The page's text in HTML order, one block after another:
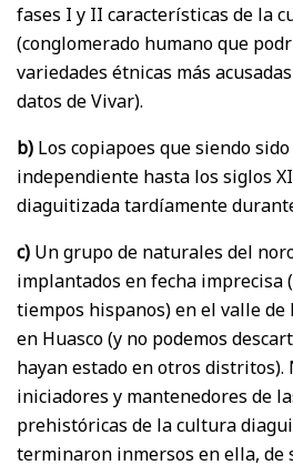
fases I y II características de la
(conglomerado humano que
variedades étnicas más
datos de Vivar).
b) Los copiapoes que siendo
independiente hasta los siglos
diaguitizada tardíamente
c) Un grupo de naturales del
implantados en fecha imprecisa
tiempos hispanos) en el valle
en Huasco (y no podemos
hayan estado en otros distritos).
iniciadores y mantenedores de
prehistóricas de la cultura
terminaron inmersos en ella, de